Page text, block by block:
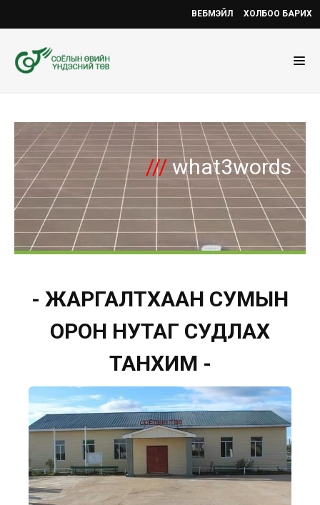
ВЕБМЭЙЛ ХОЛБОО БАРИХ
///what3words
- ЖАРГАЛТХААН СУМЫН
ОРОН НУТАГ СУДЛАХ
ТАНХИМ -